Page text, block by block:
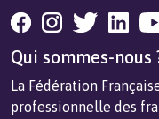
Qui sommes-nous
La Fédération
professionnelle des